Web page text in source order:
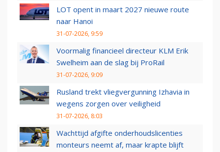
LOT opent in maart 2027 nieuwe route
naar Hanoi
31-07-2026, 9:59
Voormalig financieel directeur KLM Erik
Swelheim aan de slag bij ProRail
31-07-2026, 9:09
Rusland trekt vliegvergunning Izhavia in
wegens zorgen over veiligheid
31-07-2026, 8:03
Wachttijd afgifte onderhoudslicenties
monteurs neemt af, maar krapte blijft